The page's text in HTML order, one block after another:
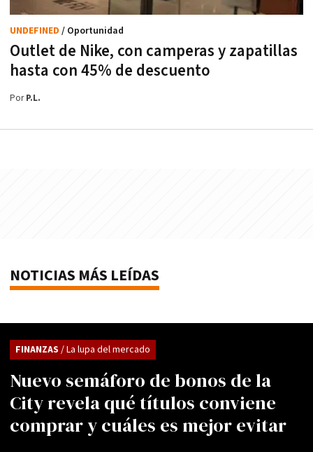
Outlet de Nike, con camperas y zapatillas
hasta con 45% de descuento
UNDEFINED / Oportunidad
PorP.L.
NOTICIAS MÁS LEÍDAS
Nuevo semáforo de bonos de la
City revela qué títulos conviene
comprar y cuáles es mejor evitar
FINANZAS / La lupa del mercado